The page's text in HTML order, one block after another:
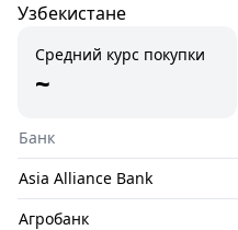
Узбекистане
Средний курс покупки
~
Банк
Asia Alliance Bank
Агробанк